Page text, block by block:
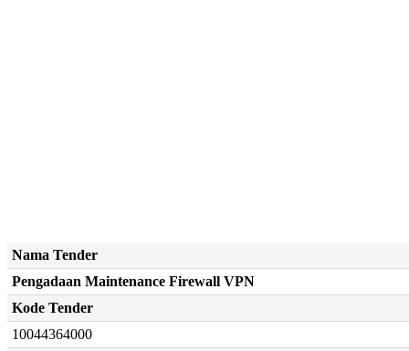
Nama Tender
Pengadaan Maintenance Firewall VPN
Kode Tender
10044364000